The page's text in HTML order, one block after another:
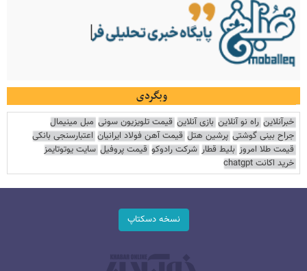
وبگردی
خبرآنلاین راه نو آنلاین بازی آنلاین قیمت تلویزیون سونی مبل مینیمال
جراح بینی گوشتی پرشین هتل قیمت آهن فولاد ایرانیان اعتبارسنجی بانکی
قیمت طلا امروز بلیط قطار شرکت رادوکو قیمت پروفیل سایت یوتوتایمز
خرید اکانت chatgpt
نسخه دسکتاپ